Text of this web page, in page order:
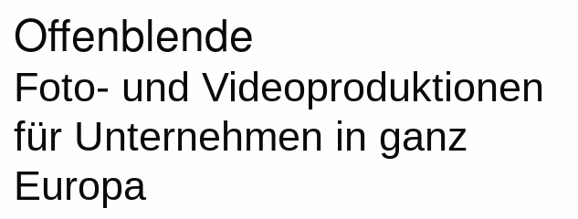
Offenblende
Foto- und Videoproduktionen
für Unternehmen in ganz
Europa